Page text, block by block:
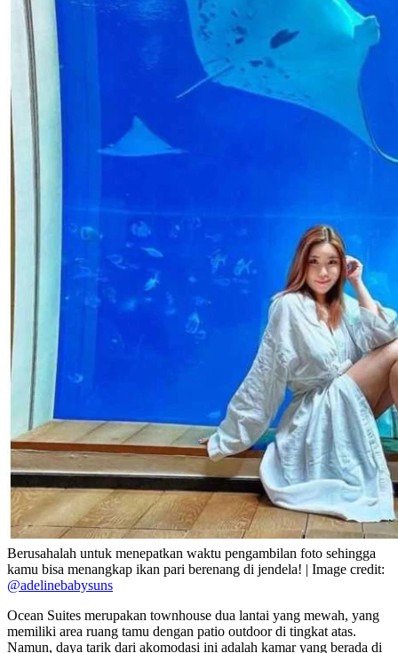
Berusahalah untuk menepatkan waktu pengambilan foto sehingga
kamu bisa menangkap ikan pari berenang di jendela! | Image credit:
@adelinebabysuns
Ocean Suites merupakan townhouse dua lantai yang mewah, yang
memiliki area ruang tamu dengan patio outdoor di tingkat atas.
Namun, daya tarik dari akomodasi ini adalah kamar yang berada di